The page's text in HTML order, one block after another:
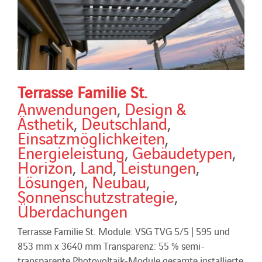
Terrasse Familie St.
Anwendungen, Design &
Ästhetik,Deutschland,
Einsatzmöglichkeiten,
Energieleistung,Gebäudetypen,
Horizon,Land,Leistungen,
Lösungen,Neubau,
Sonnenschutzstrategie,
Überdachungen
Terrasse Familie St. Module: VSG TVG 5/5 | 595 und
853 mm x 3640 mm Transparenz: 55 % semi-